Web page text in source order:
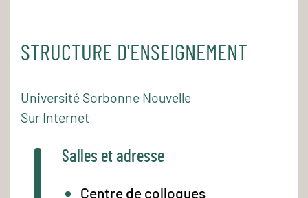
STRUCTURE D'ENSEIGNEMENT
Université Sorbonne Nouvelle
Sur Internet
Salles et adresse
Centre de colloques